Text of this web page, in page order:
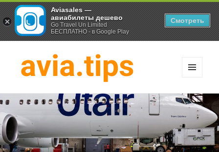
Хитрости экономных
путешественников
ВИДЖЕТЫ
Aviasales —
авиабилеты дешево
Go Travel Un Limited
БЕСПЛАТНО - в Google Play
Смотреть